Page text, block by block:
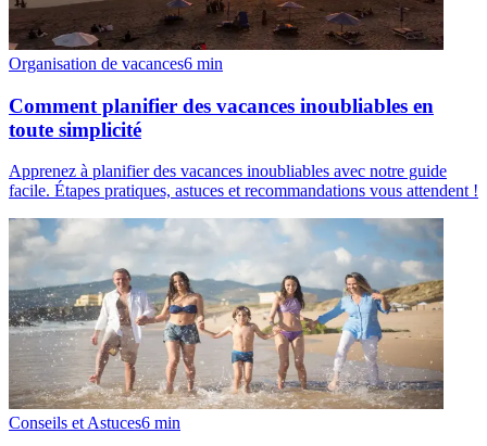
Organisation de vacances6 min
Comment planifier des vacances inoubliables en
toute simplicité
Apprenez à planifier des vacances inoubliables avec notre guide
facile. Étapes pratiques, astuces et recommandations vous attendent !
Conseils et Astuces6 min